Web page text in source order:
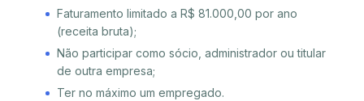
Faturamento limitado a R$ 81.000,00 por ano
(receita bruta);
Não participar como sócio, administrador ou titular
de outra empresa;
Ter no máximo um empregado.